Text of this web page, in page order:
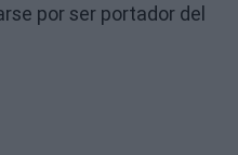
por ser portador del